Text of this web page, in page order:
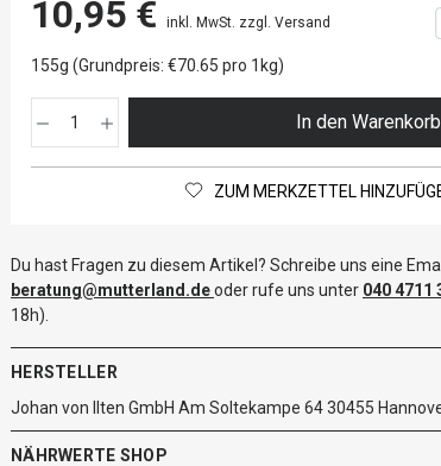
10,95 € inkl. MwSt. zzgl. Versand
155g (Grundpreis: €70.65 pro 1kg)
In den Warenkorb
ZUM MERKZETTEL
Du hast Fragen zu diesem Artikel? Schreibe uns eine
beratung@mutterland.deoder rufe uns unter 040 4711
18h).
HERSTELLER
Johan von Ilten GmbH Am Soltekampe 64 30455
NÄHRWERTE SHOP